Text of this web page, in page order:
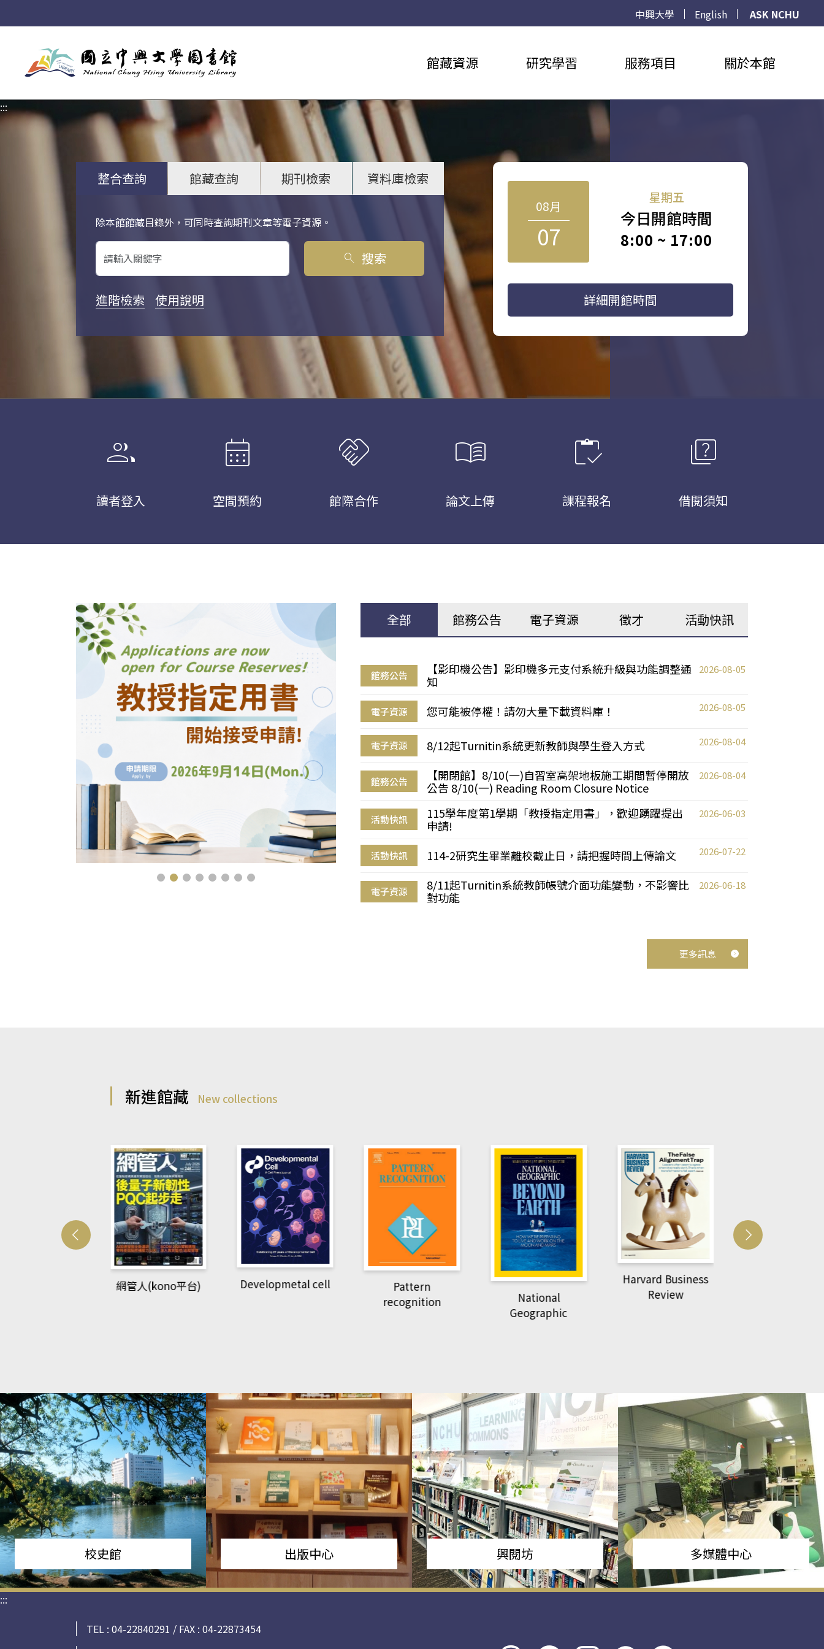
中興大學 English
ASK NCHU
館藏資源 研究學習 服務項目 關於本館
:::
整合查詢 館藏查詢 期刊檢索 資料庫檢索
除本館館藏目錄外，可同時查詢期刊文章等電子資源。
關鍵字搜尋
search 搜索
進階檢索 使用說明
08月
07
星期五
今日開館時間
8:00 ~ 17:00
詳細開館時間
group
讀者登入
calendar_month
空間預約
handshake
館際合作
menu_book
論文上傳
inventory
課程報名
quiz
借閱須知
全部 館務公告 電子資源 徵才 活動快訊
館務公告
【影印機公告】影印機多元支付系統升級與功能調整通
知
2026-08-05
電子資源 您可能被停權！請勿大量下載資料庫！ 2026-08-05
電子資源 8/12起Turnitin系統更新教師與學生登入方式 2026-08-04
館務公告
【開閉館】8/10(一)自習室高架地板施工期間暫停開放
公告 8/10(一) Reading Room Closure Notice
2026-08-04
活動快訊
115學年度第1學期「教授指定用書」，歡迎踴躍提出
申請!
2026-06-03
活動快訊 114-2研究生畢業離校截止日，請把握時間上傳論文 2026-07-22
電子資源
8/11起Turnitin系統教師帳號介面功能變動，不影響比
對功能
2026-06-18
更多訊息
新進館藏 New collections
Developmetal cell
Pattern
National
Geographic
Harvard Business
Review
萌動力一頁漫畫學生
校史館 出版中心 興閱坊 多媒體中心
:::
TEL : 04-22840291 / FAX : 04-22873454